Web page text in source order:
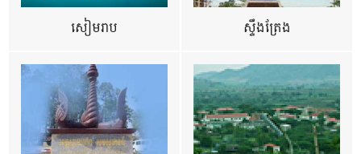
សៀមរាប ស្ទឹងត្រែង